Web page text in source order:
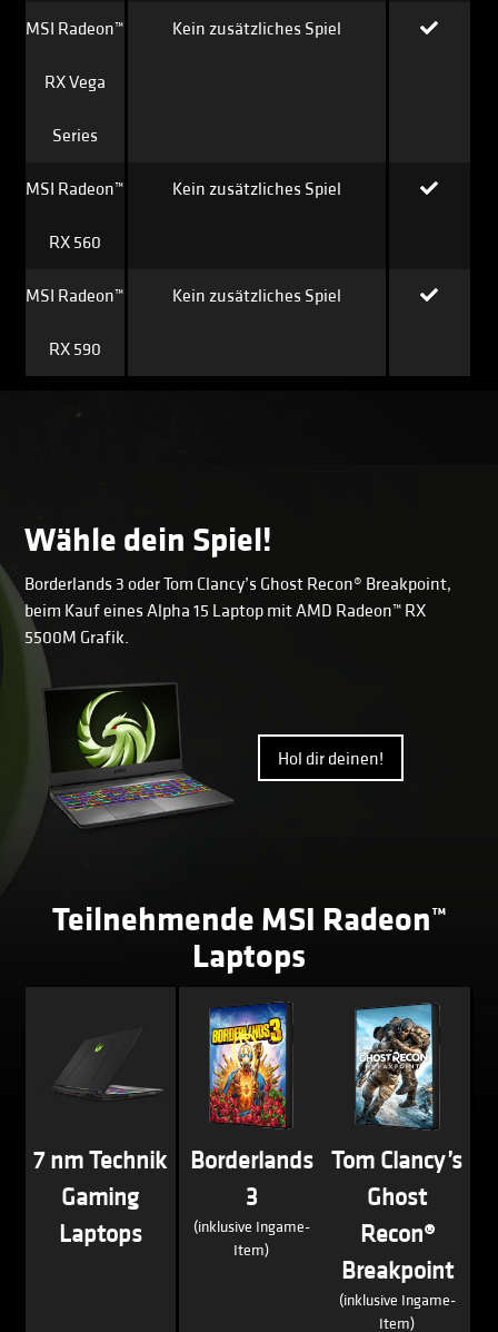
MSI Radeon™
RX Vega
Series
Kein zusätzliches Spiel
MSI Radeon™
RX 560
Kein zusätzliches Spiel
MSI Radeon™
RX 590
Kein zusätzliches Spiel
Wähle dein Spiel!
Borderlands 3 oder Tom Clancy’s Ghost Recon® Breakpoint,
beim Kauf eines Alpha 15 Laptop mit AMD Radeon™ RX
5500M Grafik.
Hol dir deinen!
Teilnehmende MSI Radeon™
Laptops
7 nm Technik
Gaming
Laptops
Borderlands
3
(inklusive Ingame-
Item)
Tom Clancy’s
Ghost
Recon®
Breakpoint
(inklusive Ingame-
Item)